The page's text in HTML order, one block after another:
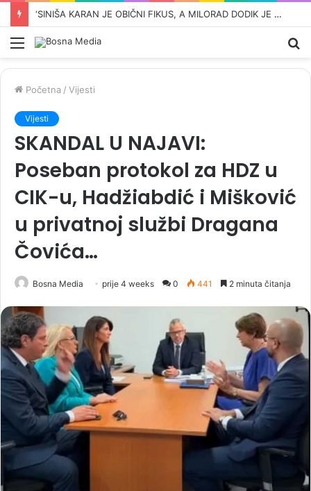
ŠOK VIJEST KOJA JE UZDRMALA SRBIJU: Vučićev djed iz Bugojna zvao se Ante
Meni
Početna / Vijesti
Vijesti
SKANDAL U NAJAVI:
Poseban protokol za HDZ u
CIK-u, Hadžiabdić i Mišković
u privatnoj službi Dragana
Čovića…
Bosna Media prije 4 weeks 0 441 2 minuta čitanja